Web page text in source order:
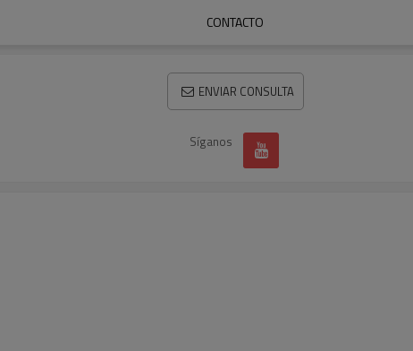
CONTACTO
ENVIAR CONSULTA
Síganos